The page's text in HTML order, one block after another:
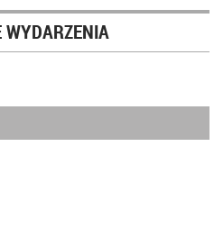
WYDARZENIA